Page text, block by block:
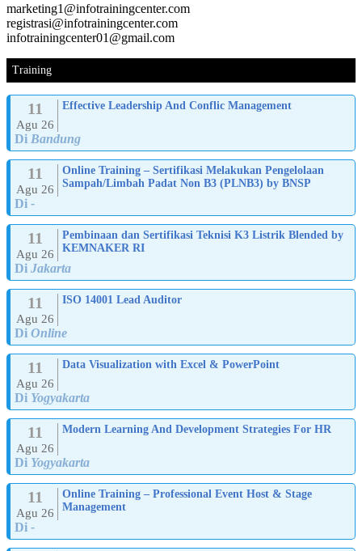
marketing1@infotrainingcenter.com
registrasi@infotrainingcenter.com
infotrainingcenter01@gmail.com
Training
11
Agu 26
Effective Leadership And Conflic Management
Di Bandung
11
Agu 26
Online Training – Sertifikasi Melakukan Pengelolaan
Sampah/Limbah Padat Non B3 (PLNB3) by BNSP
Di -
11
Agu 26
Pembinaan dan Sertifikasi Teknisi K3 Listrik Blended by
KEMNAKER RI
Di Jakarta
11
Agu 26
ISO 14001 Lead Auditor
Di Online
11
Agu 26
Data Visualization with Excel & PowerPoint
Di Yogyakarta
11
Agu 26
Modern Learning And Development Strategies For HR
Di Yogyakarta
11
Agu 26
Online Training – Professional Event Host & Stage
Management
Di -